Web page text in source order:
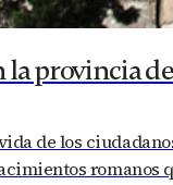
provincia
de los
romanos